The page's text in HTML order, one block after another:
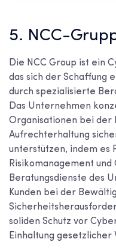
5. NCC-
Die NCC Group ist ein
das sich der Schaffung
durch spezialisierte
Das Unternehmen
Organisationen bei der
Aufrechterhaltung
unterstützen, indem es
Risikomanagement
Beratungsdienste des
Kunden bei der
soliden Schutz vor
Einhaltung gesetzlicher